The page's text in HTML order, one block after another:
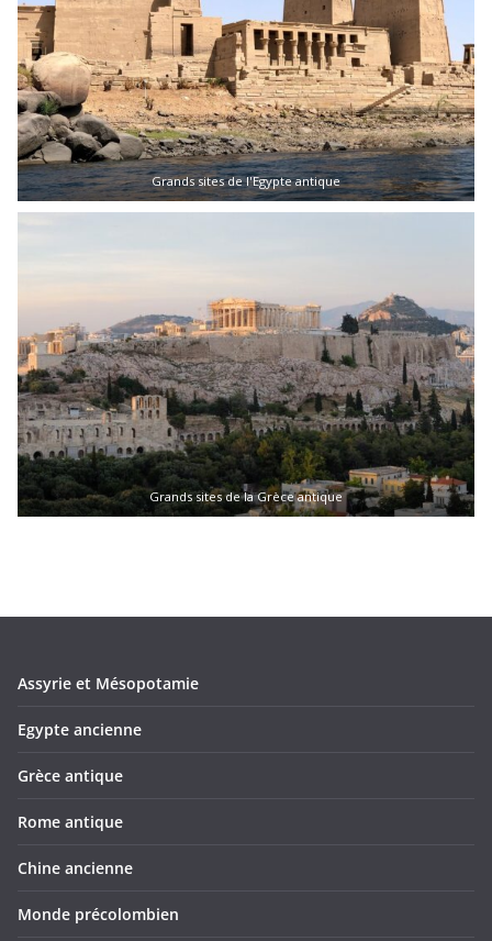
Grands sites de l'Egypte antique
Grands sites de la Grèce antique
Assyrie et Mésopotamie
Egypte ancienne
Grèce antique
Rome antique
Chine ancienne
Monde précolombien